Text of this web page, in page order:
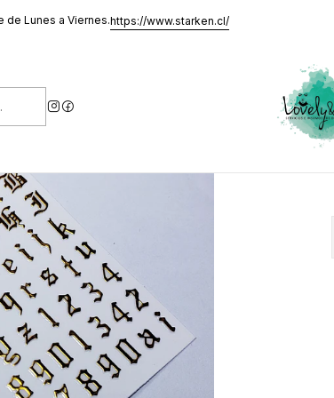
de Lunes a Viernes.https://www.starken.cl/
Sticker Letras y Números Góticos Dorado